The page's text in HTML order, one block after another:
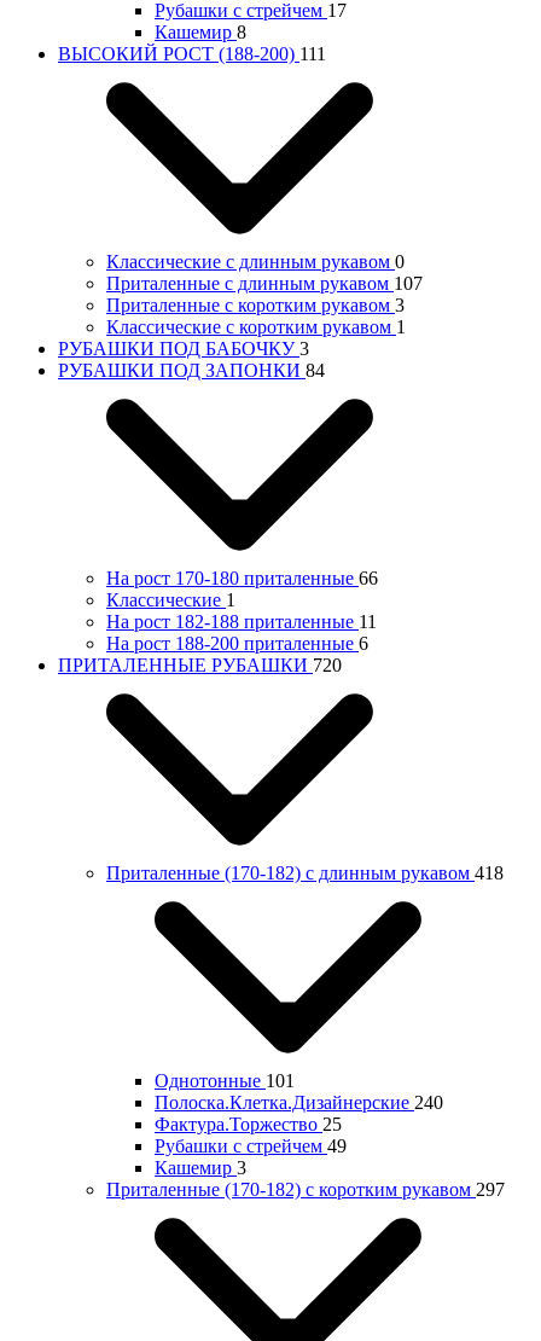
Рубашки с стрейчем 17
Кашемир 8
ВЫСОКИЙ РОСТ (188-200) 111
Классические с длинным рукавом 0
Приталенные с длинным рукавом 107
Приталенные с коротким рукавом 3
Классические с коротким рукавом 1
РУБАШКИ ПОД БАБОЧКУ3
РУБАШКИ ПОД ЗАПОНКИ 84
На рост 170-180 приталенные 66
Классические 1
На рост 182-188 приталенные 11
На рост 188-200 приталенные 6
ПРИТАЛЕННЫЕ РУБАШКИ 720
Приталенные (170-182) с длинным рукавом 418
Однотонные 101
Полоска.Клетка.Дизайнерские 240
Фактура.Торжество 25
Рубашки с стрейчем 49
Кашемир 3
Приталенные (170-182) с коротким рукавом 297